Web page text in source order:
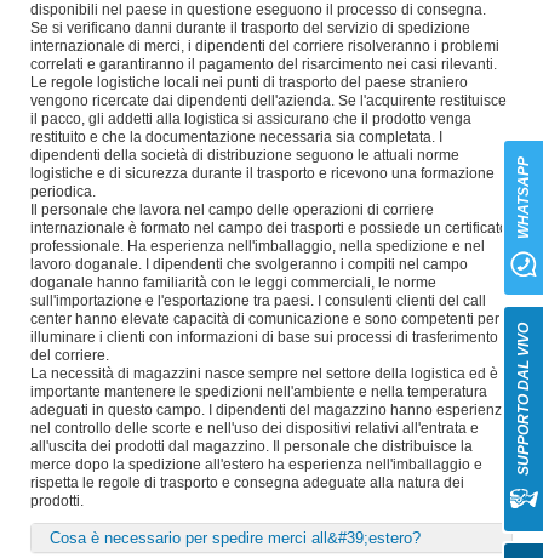
disponibili nel paese in questione eseguono il processo di consegna.
Se si verificano danni durante il trasporto del servizio di spedizione
internazionale di merci, i dipendenti del corriere risolveranno i problemi
correlati e garantiranno il pagamento del risarcimento nei casi rilevanti.
Le regole logistiche locali nei punti di trasporto del paese straniero
vengono ricercate dai dipendenti dell'azienda. Se l'acquirente restituisce
il pacco, gli addetti alla logistica si assicurano che il prodotto venga
restituito e che la documentazione necessaria sia completata. I
dipendenti della società di distribuzione seguono le attuali norme
logistiche e di sicurezza durante il trasporto e ricevono una formazione
periodica.
Il personale che lavora nel campo delle operazioni di corriere
internazionale è formato nel campo dei trasporti e possiede un certificato
professionale. Ha esperienza nell'imballaggio, nella spedizione e nel
lavoro doganale. I dipendenti che svolgeranno i compiti nel campo
doganale hanno familiarità con le leggi commerciali, le norme
sull'importazione e l'esportazione tra paesi. I consulenti clienti del call
center hanno elevate capacità di comunicazione e sono competenti per
illuminare i clienti con informazioni di base sui processi di trasferimento
del corriere.
La necessità di magazzini nasce sempre nel settore della logistica ed è
importante mantenere le spedizioni nell'ambiente e nella temperatura
adeguati in questo campo. I dipendenti del magazzino hanno esperienza
nel controllo delle scorte e nell'uso dei dispositivi relativi all'entrata e
all'uscita dei prodotti dal magazzino. Il personale che distribuisce la
merce dopo la spedizione all'estero ha esperienza nell'imballaggio e
rispetta le regole di trasporto e consegna adeguate alla natura dei
prodotti.
Cosa è necessario per spedire merci all&#39;estero?
SUPPORTO DAL VIVO
WHATSAPP